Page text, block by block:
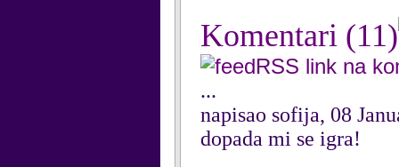
Komentari (11)
RSS link na
...
napisao sofija, 08
dopada mi se igra!